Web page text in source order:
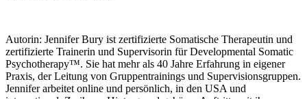
Autorin: Jennifer Bury ist zertifizierte Somatische Therapeutin und
zertifizierte Trainerin und Supervisorin für Developmental Somatic
Psychotherapy™. Sie hat mehr als 40 Jahre Erfahrung in eigener
Praxis, der Leitung von Gruppentrainings und Supervisionsgruppen.
Jennifer arbeitet online und persönlich, in den USA und